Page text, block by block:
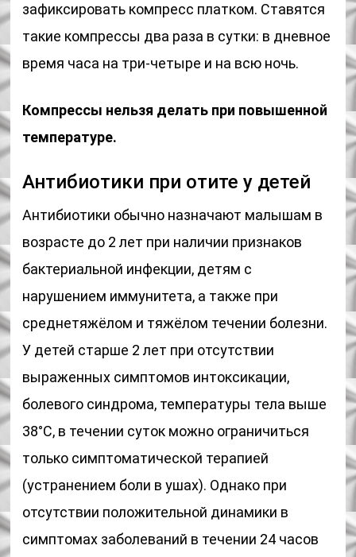
зафиксировать компресс платком. Ставятся
такие компрессы два раза в сутки: в дневное
время часа на три-четыре и на всю ночь.
Компрессы нельзя делать при повышенной
температуре.
Антибиотики при отите у детей
Антибиотики обычно назначают малышам в
возрасте до 2 лет при наличии признаков
бактериальной инфекции, детям с
нарушением иммунитета, а также при
среднетяжёлом и тяжёлом течении болезни.
У детей старше 2 лет при отсутствии
выраженных симптомов интоксикации,
болевого синдрома, температуры тела выше
38°С, в течении суток можно ограничиться
только симптоматической терапией
(устранением боли в ушах). Однако при
отсутствии положительной динамики в
симптомах заболеваний в течении 24 часов